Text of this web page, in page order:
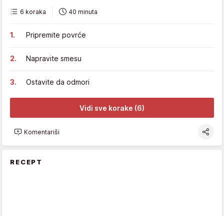
6 koraka 40 minuta
Pripremite povrće
Napravite smesu
Ostavite da odmori
Vidi sve korake (6)
Komentariši
RECEPT